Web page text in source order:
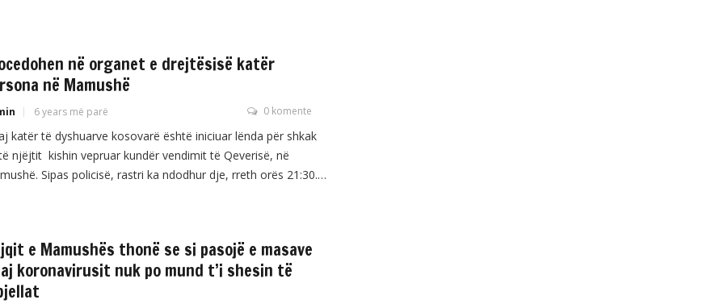
në organet e drejtësisë katër
në Mamushë
6 years më parë 0 komente
katër të dyshuarve kosovarë është iniciuar lënda për shkak
njëjtit kishin vepruar kundër vendimit të Qeverisë, në
Sipas policisë, rastri ka ndodhur dje, rreth orës 21:30.
e Mamushës thonë se si pasojë e masave
koronavirusit nuk po mund t’i shesin të